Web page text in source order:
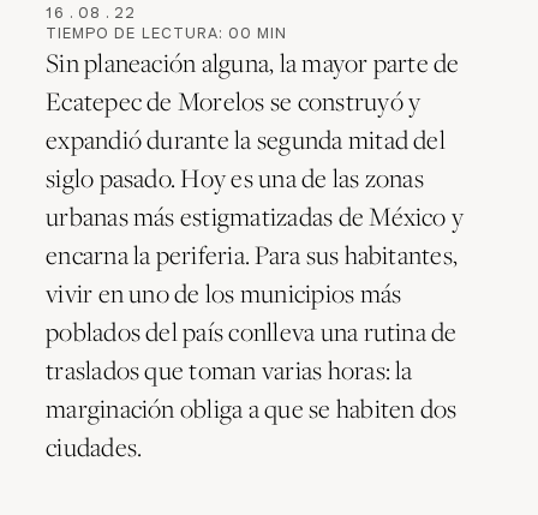
16 . 08 . 22
TIEMPO DE LECTURA: 00 MIN
Sin planeación alguna, la mayor parte de
Ecatepec de Morelos se construyó y
expandió durante la segunda mitad del
siglo pasado. Hoy es una de las zonas
urbanas más estigmatizadas de México y
encarna la periferia. Para sus habitantes,
vivir en uno de los municipios más
poblados del país conlleva una rutina de
traslados que toman varias horas: la
marginación obliga a que se habiten dos
ciudades.